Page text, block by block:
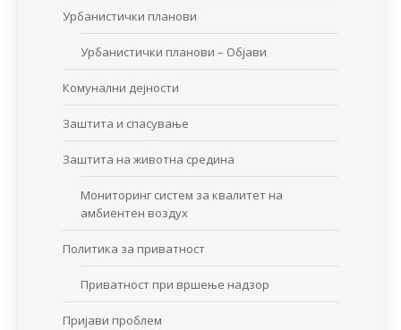
Урбанистички планови
Урбанистички планови – Објави
Комунални дејности
Заштита и спасување
Заштита на животна средина
Мониторинг систем за квалитет на
амбиентен воздух
Политика за приватност
Приватност при вршење надзор
Пријави проблем